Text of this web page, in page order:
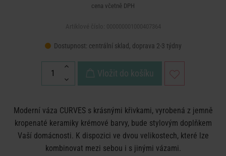
cena včetně DPH
Dostupnost: centrální sklad, doprava 2-3 týdny
Vložit do košíku
Moderní váza CURVES s krásnými křivkami, vyrobená z jemně
kropenaté keramiky krémové barvy, bude stylovým doplňkem
Vaší domácnosti. K dispozici ve dvou velikostech, které lze
kombinovat mezi sebou i s jinými vázami.